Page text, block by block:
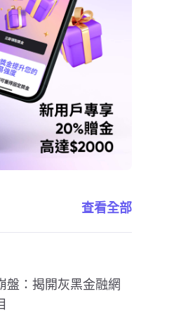
查看全部
盤：揭開灰黑金融網